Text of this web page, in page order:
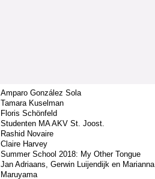
Amparo González Sola
Tamara Kuselman
Floris Schönfeld
Studenten MA AKV St. Joost.
Rashid Novaire
Claire Harvey
Summer School 2018: My Other Tongue
Jan Adriaans, Gerwin Luijendijk en Marianna
Maruyama